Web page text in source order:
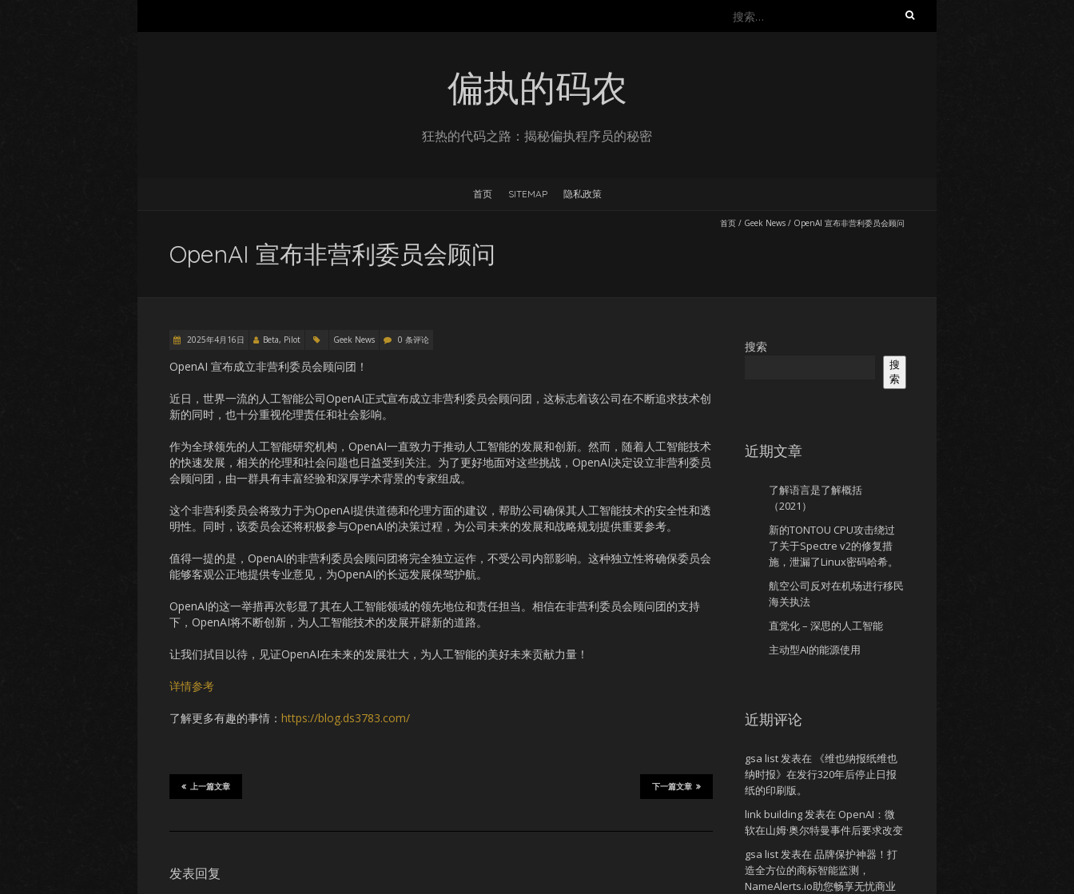
搜
偏执的码农
狂热的代码之路：揭秘偏执程序员的秘密
首页 SITEMAP 隐私政策
首页 / Geek News / OpenAI 宣布非营利委员会顾问
OpenAI 宣布非营利委员会顾问
2025年4月16日 Beta, Pilot Geek News 0 条评论
OpenAI 宣布成立非营利委员会顾问团！
近日，世界一流的人工智能公司OpenAI正式宣布成立非营利委员会顾问团，这标志着该公司在不断追求技术创
新的同时，也十分重视伦理责任和社会影响。
作为全球领先的人工智能研究机构，OpenAI一直致力于推动人工智能的发展和创新。然而，随着人工智能技术
的快速发展，相关的伦理和社会问题也日益受到关注。为了更好地面对这些挑战，OpenAI决定设立非营利委员
会顾问团，由一群具有丰富经验和深厚学术背景的专家组成。
这个非营利委员会将致力于为OpenAI提供道德和伦理方面的建议，帮助公司确保其人工智能技术的安全性和透
明性。同时，该委员会还将积极参与OpenAI的决策过程，为公司未来的发展和战略规划提供重要参考。
值得一提的是，OpenAI的非营利委员会顾问团将完全独立运作，不受公司内部影响。这种独立性将确保委员会
能够客观公正地提供专业意见，为OpenAI的长远发展保驾护航。
OpenAI的这一举措再次彰显了其在人工智能领域的领先地位和责任担当。相信在非营利委员会顾问团的支持
下，OpenAI将不断创新，为人工智能技术的发展开辟新的道路。
让我们拭目以待，见证OpenAI在未来的发展壮大，为人工智能的美好未来贡献力量！
详情参考
了解更多有趣的事情： https://blog.ds3783.com/
下一篇文章
上一篇文章
发表回复
搜索
搜
索
近期文章
了解语言是了解概括
（2021）
新的TONTOU CPU攻击绕过
了关于Spectre v2的修复措
施，泄漏了Linux密码哈希。
航空公司反对在机场进行移民
海关执法
直觉化 – 深思的人工智能
主动型AI的能源使用
近期评论
gsa list发表在
《维也纳报纸维也
纳时报》在发行320年后停止日报
纸的印刷版。
link building发表在 OpenAI：微
软在山姆·奥尔特曼事件后要求改变
gsa list发表在 品牌保护神器！打
造全方位的商标智能监测，
NameAlerts.io助您畅享无忧商业